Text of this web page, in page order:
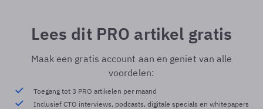
Lees dit PRO artikel gratis
Maak een gratis account aan en geniet van alle
voordelen:
Toegang tot 3 PRO artikelen per maand
Inclusief CTO interviews, podcasts, digitale specials en whitepapers